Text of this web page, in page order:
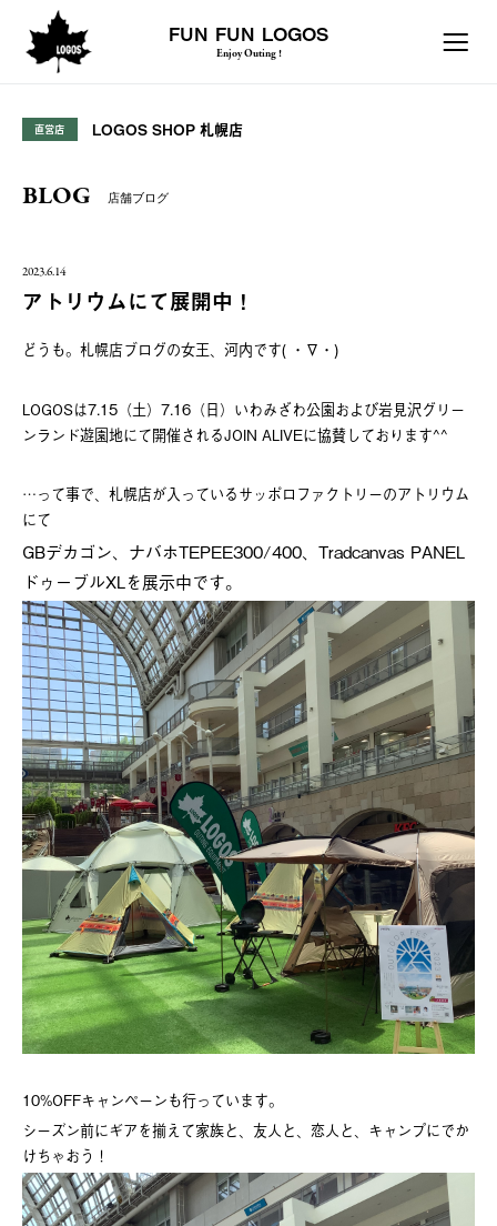
FUN FUN LOGOS
Enjoy Outing !
直営店 LOGOS SHOP 札幌店
BLOG 店舗ブログ
2023.6.14
アトリウムにて展開中！
どうも。札幌店ブログの女王、河内です( ・∇・)
LOGOSは7.15（土）7.16（日）いわみざわ公園および岩見沢グリー
ンランド遊園地にて開催されるJOIN ALIVEに協賛しております^^
…って事で、札幌店が入っているサッポロファクトリーのアトリウム
にて
GBデカゴン、ナバホTEPEE300/400、Tradcanvas PANEL
ドゥーブルXLを展示中です。
10%OFFキャンペーンも行っています。
シーズン前にギアを揃えて家族と、友人と、恋人と、キャンプにでか
けちゃおう！